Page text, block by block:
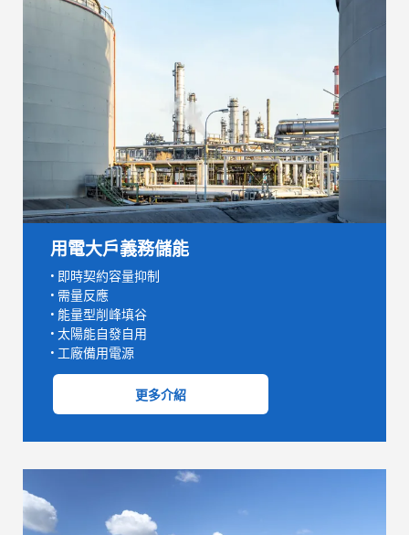
用電大戶義務儲能
• 即時契約容量抑制
• 需量反應
• 能量型削峰填谷
• 太陽能自發自用
• 工廠備用電源
更多介紹